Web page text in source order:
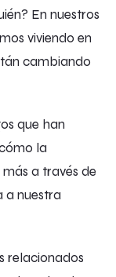
En nuestros
viviendo en
cambiando
que han
la
a través de
a nuestra
relacionados